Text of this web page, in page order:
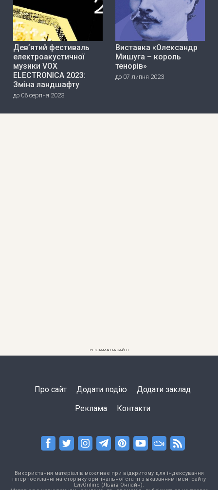
Дев’ятий фестиваль
електроакустичної
музики VOX
ELECTRONICA 2023:
Зміна ландшафту
до 06 серпня 2023
Виставка «Олександр
Мишуга – король
тенорів»
до 07 липня 2023
РЕКЛАМА НА САЙТІ
Про сайт Додати подію Додати заклад
Реклама Контакти
Використання матеріалів можливе при відкритому для індексування
гіперпосиланні на сторінку оригінальної статті з вказанням імені сайту
LvivOnline (Львів Онлайн).